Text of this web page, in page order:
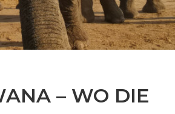
– WO DIE